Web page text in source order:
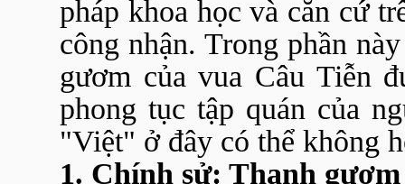
pháp khoa học và căn cứ
công nhận. Trong phần
gươm của vua Câu Tiễn
phong tục tập quán của
"Việt" ở đây có thể không
1. Chính sử: Thanh